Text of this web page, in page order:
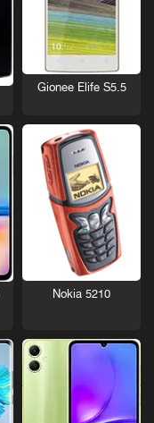
Gionee Elife S5.5
Nokia 5210